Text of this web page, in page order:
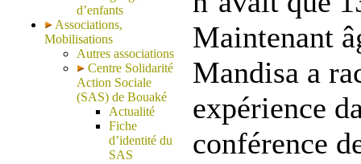
d’enfants
Associations,
Mobilisations
Autres associations
Centre Solidarité
Action Sociale
(SAS) de Bouaké
Actualité
Fiche
d’identité du
SAS
Maintenant
Mandisa a
expérience
conférence